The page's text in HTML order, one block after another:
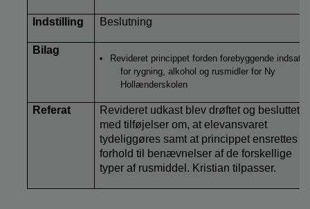
Indstilling Beslutning
Bilag
Revideret princippet forden forebyggende indsats
for rygning, alkohol og rusmidler for Ny
Hollænderskolen
Referat
Revideret udkast blev drøftet og besluttet
med tilføjelser om, at elevansvaret
tydeliggøres samt at princippet ensrettes i
forhold til benævnelser af de forskellige
typer af rusmiddel. Kristian tilpasser.